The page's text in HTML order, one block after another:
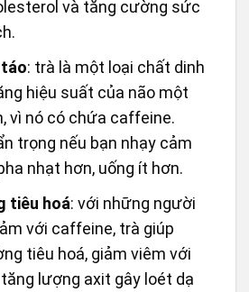
và tăng cường sức
: trà là một loại chất dinh
hiệu suất của não một
vì nó có chứa caffeine.
trọng nếu bạn nhạy cảm
nhạt hơn, uống ít hơn.
tiêu hoá: với những người
với caffeine, trà giúp
tiêu hoá, giảm viêm với
lượng axit gây loét dạ